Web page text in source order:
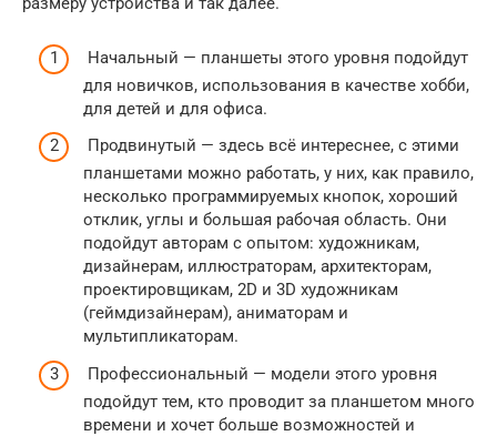
Начальный — планшеты этого уровня подойдут
для новичков, использования в качестве хобби,
для детей и для офиса.
Продвинутый — здесь всё интереснее, с этими
планшетами можно работать, у них, как правило,
несколько программируемых кнопок, хороший
отклик, углы и большая рабочая область. Они
подойдут авторам с опытом: художникам,
дизайнерам, иллюстраторам, архитекторам,
проектировщикам, 2D и 3D художникам
(геймдизайнерам), аниматорам и
мультипликаторам.
Профессиональный — модели этого уровня
подойдут тем, кто проводит за планшетом много
времени и хочет больше возможностей и